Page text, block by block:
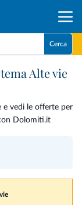
Cerca
Alte vie
e vedi le offerte per
Dolomiti.it